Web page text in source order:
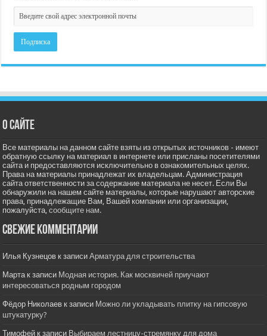
О сайте
Все материалы на данном сайте взяты из открытых источников - имеют
обратную ссылку на материал в интернете или присланы посетителями
сайта и предоставляются исключительно в ознакомительных целях.
Права на материалы принадлежат их владельцам. Администрация
сайта ответственности за содержание материала не несет. Если Вы
обнаружили на нашем сайте материалы, которые нарушают авторские
права, принадлежащие Вам, Вашей компании или организации,
пожалуйста,сообщите нам.
Свежие комментарии
Илья Кузнецов к записиАрматура для строительства
Марта к записи Модная история. Как москвичей приучают
интересоваться родным городом
Фёдор Николаев к записи Можно ли укладывать плитку на гипсовую
штукатурку?
Тимофей к записи Выбираем лестницу-стремянку для дома